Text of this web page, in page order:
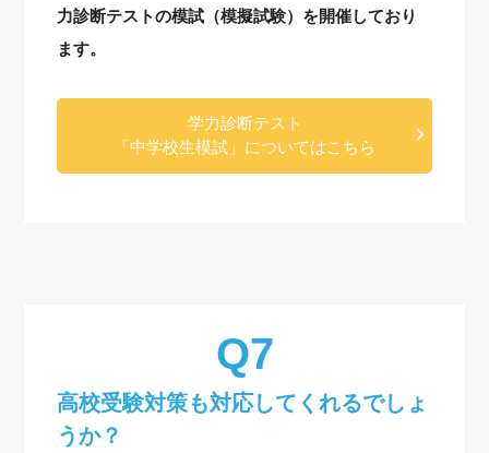
力診断テストの模試（模擬試験）を開催しており
ます。
学力診断テスト
「中学校生模試」についてはこちら
高校受験対策も対応してくれるでしょ
うか？